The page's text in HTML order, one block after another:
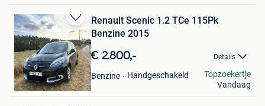
Bewaren
in
Mijn
Favorieten
Renault Scenic 1.2 TCe 115Pk
Benzine 2015
€ 2.800,- Details
Benzine Handgeschakeld
Ugo Nolf
Ninove
Topzoekertje
Vandaag